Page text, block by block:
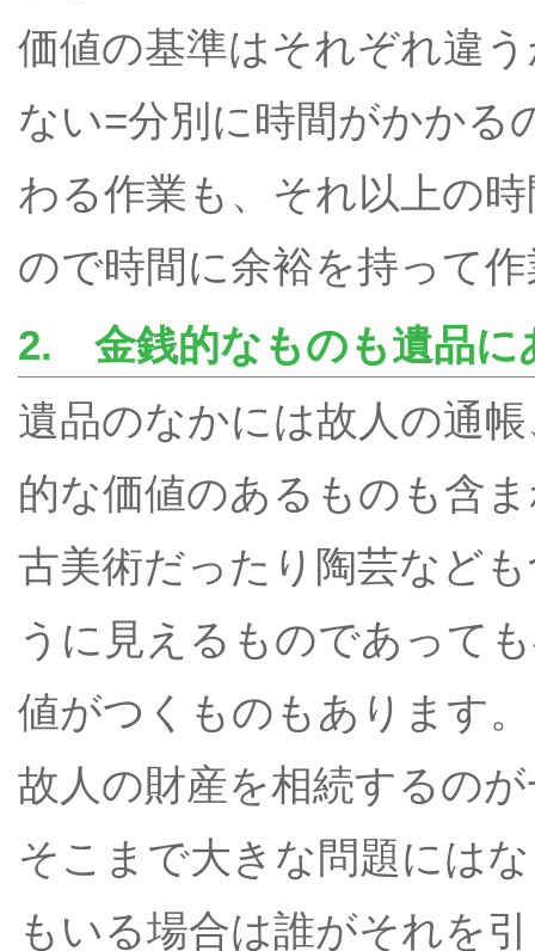
価値の基準はそれぞれ違
ない=分別に時間がかかる
わる作業も、それ以上の
ので時間に余裕を持って
2. 金銭的なものも遺品に
遺品のなかには故人の通
的な価値のあるものも含
古美術だったり陶芸など
うに見えるものであって
値がつくものもあります。
故人の財産を相続するの
そこまで大きな問題には
もいる場合は誰がそれを